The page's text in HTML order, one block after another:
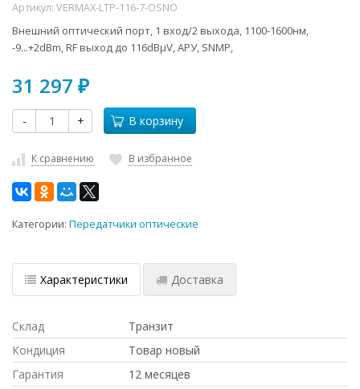
Артикул: VERMAX-LTP-116-7-OSNO
Внешний оптический порт, 1 вход/2 выхода, 1100-1600нм,
-9...+2dBm, RF выход до 116dBμV, АРУ, SNMP,
31 297 ₽
- + В корзину
К сравнению В избранное
Категории: Передатчики оптические
Характеристики Доставка
Склад
Транзит
Кондиция
Товар новый
Гарантия
12 месяцев